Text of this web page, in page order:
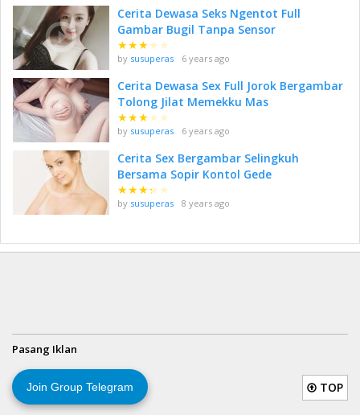
Cerita Dewasa Seks Ngentot Full
Gambar Bugil Tanpa Sensor
★★★★ ★
by susuperas 6 years ago
Cerita Dewasa Sex Full Jorok Bergambar
Tolong Jilat Memekku Mas
★★★★ ★
by susuperas 6 years ago
Cerita Sex Bergambar Selingkuh
Bersama Sopir Kontol Gede
★★★★ ★
by susuperas 8 years ago
Pasang Iklan
TOP
Join Group Telegram